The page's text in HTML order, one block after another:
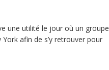
une utilité le jour où un groupe
afin de s’y retrouver pour